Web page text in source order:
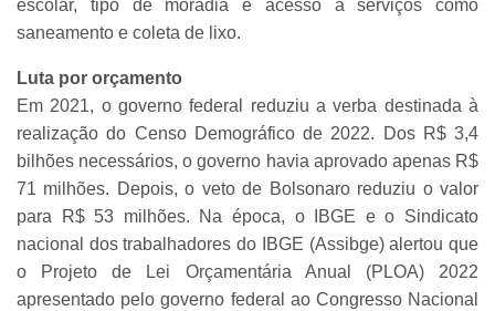
escolar, tipo de moradia e acesso a serviços como
saneamento e coleta de lixo.
Luta por orçamento
Em 2021, o governo federal reduziu a verba destinada à
realização do Censo Demográfico de 2022. Dos R$ 3,4
bilhões necessários, o governo havia aprovado apenas R$
71 milhões. Depois, o veto de Bolsonaro reduziu o valor
para R$ 53 milhões. Na época, o IBGE e o Sindicato
nacional dos trabalhadores do IBGE (Assibge) alertou que
o Projeto de Lei Orçamentária Anual (PLOA) 2022
apresentado pelo governo federal ao Congresso Nacional